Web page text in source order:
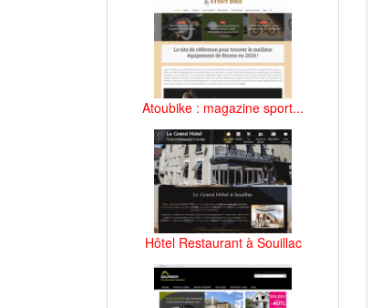
Atoubike : magazine sport...
Hôtel Restaurant à Souillac